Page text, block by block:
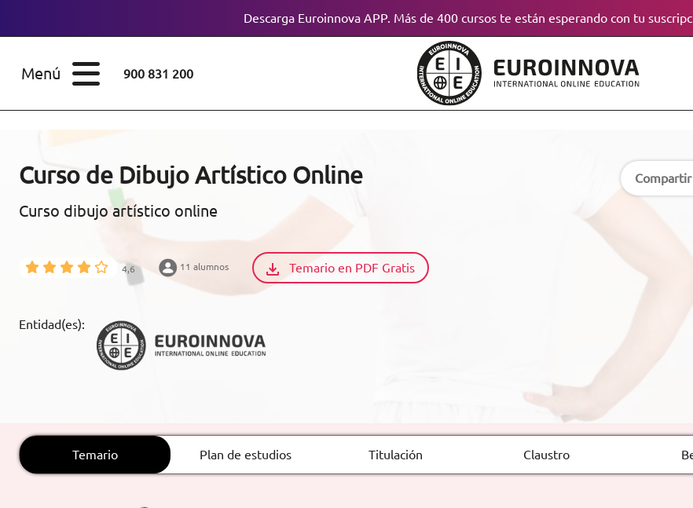
Descarga Euroinnova APP. Más de 400 cursos te están esperando con tu
Menú 900 831 200
CONOCE EUROINNOVA
FINANCIACIÓN
EDUCATIVOS
LABORAL
ESTUDIOS
Doctorados
Maestría
Diplomados
Certificados de
Profesionalidad
Curso de Dibujo Artístico Online
Curso dibujo artístico online
4,6 11 alumnos Temario en PDF Gratis
Entidad(es):
Compartir
Temario Plan de estudios Titulación Claustro